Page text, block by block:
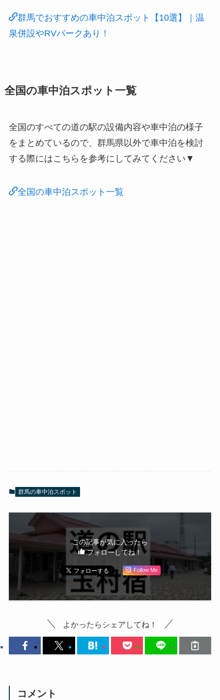
群馬でおすすめの車中泊スポット【10選】｜温
泉併設やRVパークあり！
全国の車中泊スポット一覧
全国のすべての道の駅の設備内容や車中泊の様子
をまとめているので、群馬県以外で車中泊を検討
する際にはこちらを参考にしてみてください▼
全国の車中泊スポット一覧
群馬の車中泊スポット
この記事が気に入ったら
フォローしてね！
Follow Me
よかったらシェアしてね！
コメント